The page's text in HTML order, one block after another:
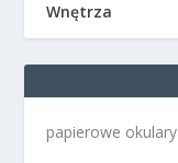
Wnętrza
papierowe